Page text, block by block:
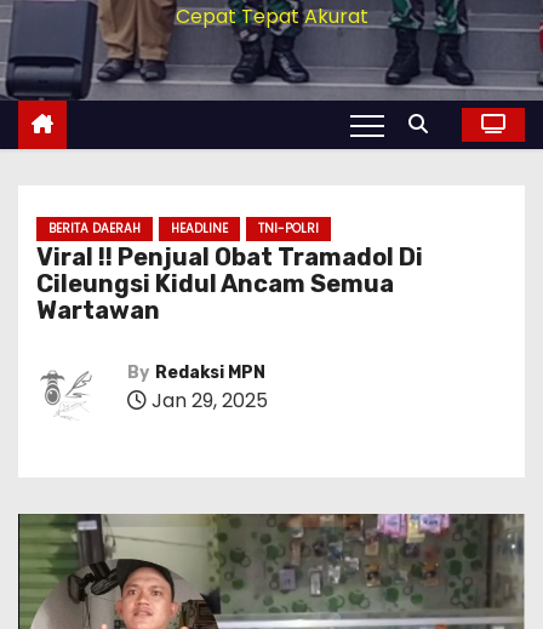
Cepat Tepat Akurat
BERITA DAERAH HEADLINE TNI-POLRI
Viral !! Penjual Obat Tramadol Di
Cileungsi Kidul Ancam Semua
Wartawan
By Redaksi MPN
Jan 29, 2025